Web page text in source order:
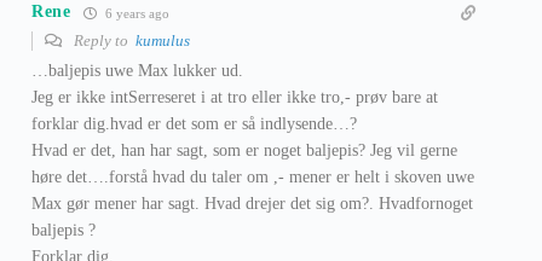
Rene 6 years ago
Reply to kumulus
…baljepis uwe Max lukker ud.
Jeg er ikke intSerreseret i at tro eller ikke tro,- prøv bare at
forklar dig.hvad er det som er så indlysende…?
Hvad er det, han har sagt, som er noget baljepis? Jeg vil gerne
høre det….forstå hvad du taler om ,- mener er helt i skoven uwe
Max gør mener har sagt. Hvad drejer det sig om?. Hvadfornoget
baljepis ?
Forklar dig.